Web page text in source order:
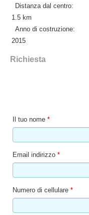
Distanza dal centro:
1.5 km
Anno di costruzione:
2015
Richiesta
Il tuo nome *
Email indirizzo *
Numero di cellulare *